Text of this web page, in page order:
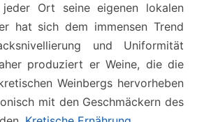
Ort seine eigenen lokalen
hat sich dem immensen Trend
und Uniformität
produziert er Weine, die die
Weinbergs hervorheben
mit den Geschmäckern des